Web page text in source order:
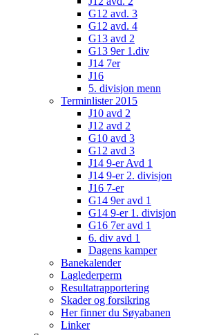
G12 avd. 3
G12 avd. 4
G13 avd 2
G13 9er 1.div
J14 7er
J16
5. divisjon menn
Terminlister 2015
J10 avd 2
J12 avd 2
G10 avd 3
G12 avd 3
J14 9-er Avd 1
J14 9-er 2. divisjon
J16 7-er
G14 9er avd 1
G14 9-er 1. divisjon
G16 7er avd 1
6. div avd 1
Dagens kamper
Banekalender
Laglederperm
Resultatrapportering
Skader og forsikring
Her finner du Søyabanen
Linker